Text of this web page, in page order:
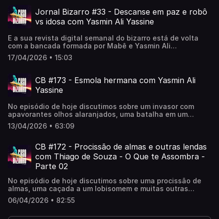
apoia.se/casobizarro🛸 orelo.cc/casobizarro
Jornal Bizarro #33 - Descanse em paz e robô
vs idosa com Yasmin Ali Yassine
E a sua revista digital semanal do bizarro está de volta
com a bancada formada por Mabê e Yasmin Ali
Yassine! Na edição desta semana, um negócio que te faz
descansar em paz… em caixões! E uma batalha entre uma
apoia.se/casobizarro🛸 orelo.cc/casobizarro
17/04/2026 • 15:03
CB #173 - Esmola hermana com Yasmin Ali
Yassine
No episódio de hoje discutimos sobre um invasor com
apavorantes olhos alaranjados, uma batalha em um
supermercado e uma esmola misteriosa!***Emma
Colchões está com até 55% de desconto! E mais 12%
Dicas Bizarras:▪️O Testamento: O Segredo de Anita Harley ▫️
Globoplay (Yasmin)▪️Emergência Radioativa ▫️ Netflix
(Yasmin)▪️#161 - Césio-137: O maior acidente radiológico
do Brasil (Modus Operandi)〰️📽️
youtube.com/@CasoBizarro👽 apoia.se/casobizarro🛸
orelo.cc/casobizarro
13/04/2026 • 63:09
CB #172 - Procissão de almas e outras lendas
com Thiago de Souza - O Que te Assombra -
Parte 02
No episódio de hoje discutimos sobre uma procissão de
almas, uma caçada a um lobisomem e muitas outras
lendas!〰️E VAMOS DE CASO BIZARRO AO VIVO NO TEATRO
🎭 ✨✨✨✨Com as nossas duplas: Chico Felitti, Fi
06/04/2026 • 82:55